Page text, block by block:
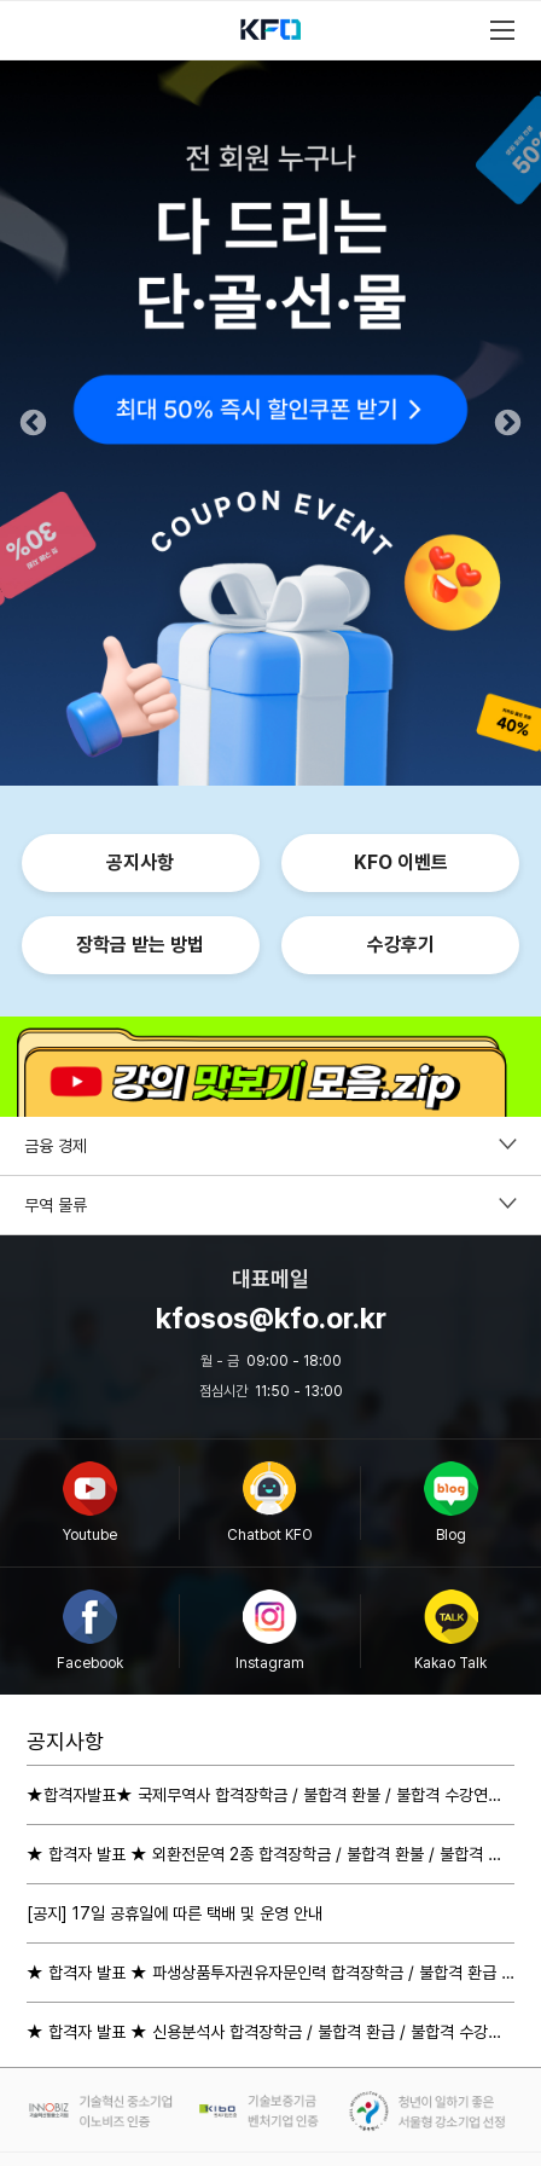
공지사항 KFO 이벤트
장학금 받는 방법 수강후기
금융 경제
펀드투자권유자문인력
무역 물류
물류관리사
대표메일
kfosos@kfo.or.kr
월 - 금 09:00 - 18:00
점심시간 11:50 - 13:00
Youtube Chatbot KFO Blog
Facebook Instagram Kakao Talk
공지사항
★합격자발표★ 국제무역사 합격장학금 / 불합격 환불 / 불합격 수강연장 절차 안내
★ 합격자 발표 ★ 외환전문역 2종 합격장학금 / 불합격 환불 / 불합격 수강연장 절차 안내
[공지] 17일 공휴일에 따른 택배 및 운영 안내
★ 합격자 발표 ★ 파생상품투자권유자문인력 합격장학금 / 불합격 환급 / 불합격 수강연장 절차 안내
★ 합격자 발표 ★ 신용분석사 합격장학금 / 불합격 환급 / 불합격 수강연장 절차 안내